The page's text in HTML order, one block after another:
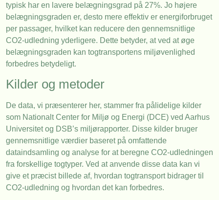
typisk har en lavere belægningsgrad på 27%. Jo højere
belægningsgraden er, desto mere effektiv er energiforbruget
per passager, hvilket kan reducere den gennemsnitlige
CO2-udledning yderligere. Dette betyder, at ved at øge
belægningsgraden kan togtransportens miljøvenlighed
forbedres betydeligt.
Kilder og metoder
De data, vi præsenterer her, stammer fra pålidelige kilder
som Nationalt Center for Miljø og Energi (DCE) ved Aarhus
Universitet og DSB’s miljørapporter. Disse kilder bruger
gennemsnitlige værdier baseret på omfattende
dataindsamling og analyse for at beregne CO2-udledningen
fra forskellige togtyper. Ved at anvende disse data kan vi
give et præcist billede af, hvordan togtransport bidrager til
CO2-udledning og hvordan det kan forbedres.